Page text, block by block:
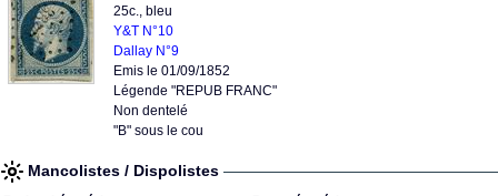
25c., bleu
Y&T N°10
Dallay N°9
Emis le 01/09/1852
Légende "REPUB FRANC"
Non dentelé
"B" sous le cou
Mancolistes / Dispolistes